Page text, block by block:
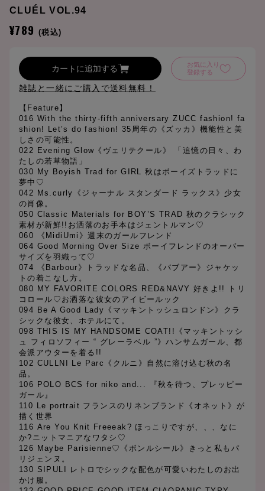
CLUÉL VOL.94
¥789 (税込)
カートに追加する
お気に入り
登録する
雑誌と一緒にご購入で送料無料！
【Feature】
016 With the thirty-fifth anniversary ZUCC fashion! fa
shion! Let’s do fashion! 35周年の《ズッカ》機能性と美
しさの可能性。
022 Evening Glow《ヴェリテクール》 「追憶の日々、わ
たしの若草物語」
030 My Boyish Trad for GIRL 秋はボーイズトラッドに
夢中♡
042 Ms.curly《ジャーナル スタンダード ラックス》少女
の肖像。
050 Classic Materials for BOY’S TRAD 秋のクラシック
素材が新鮮!!お洒落のお手本はジェントルマン♡
060 《MidiUmi》週末のガールフレンド
064 Good Morning Over Size ボーイフレンドのオーバー
サイズを羽織って♡
074 《Barbour》トラッドな名品、《バブアー》ジャケッ
トの着こなし方。
080 MY FAVORITE COLORS RED&NAVY 好きよ!! トリ
コロール♡お洒落な彼女のアイビールック
094 Be A Good Lady《マッキントッシュロンドン》クラ
シックな彼女、ホテルにて。
098 THIS IS MY HANDSOME COAT!!《マッキントッシ
ュ フィロソフィー “ グレーラベル ”》ハンサムガール、都
会派アウターを着る!!
102 CULLNI Le Parc《クルニ》自然に溶け込む秋の名
品。
106 POLO BCS for niko and... 『秋を待つ、プレッピー
ガール』
110 Le portrait フランスのリネンブランド《オネット》が
描く世界
116 Are You Knit Freeeak? ほっこりですが、、、なに
か?ニットマニアなワタシ♡
126 Maybe Parisienne♡《ボンルシール》きっと私もパ
リジェンヌ。
130 SIPULI レトロでシックな配色が可愛いわたしのお出
かけ服。